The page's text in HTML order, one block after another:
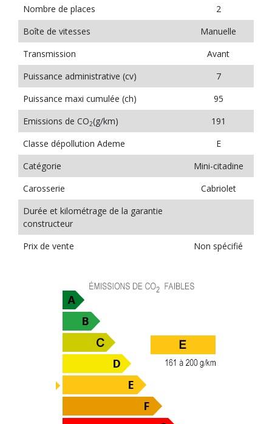
Nombre de places
2
Boîte de vitesses
Manuelle
Transmission
Avant
Puissance administrative (cv)
7
Puissance maxi cumulée (ch)
95
Emissions de CO2(g/km)
191
Classe dépollution Ademe
E
Catégorie
Mini-citadine
Carosserie
Cabriolet
Durée et kilométrage de la garantie
constructeur
Prix de vente
Non spécifié